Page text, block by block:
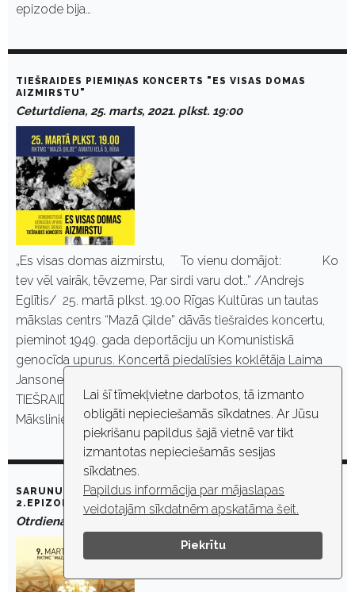
Lai šī tīmekļvietne darbotos, tā izmanto
obligāti nepieciešamās sīkdatnes. Ar Jūsu
piekrišanu papildus šajā vietnē var tikt
izmantotas nepieciešamās sesijas
sīkdatnes.
Papildus informācija par mājaslapas
veidotajām sīkdatnēm apskatāma šeit.
Piekrītu
epizode bija…
TIEŠRAIDES PIEMIŅAS KONCERTS "ES VISAS DOMAS
AIZMIRSTU"
Ceturtdiena, 25. marts, 2021. plkst. 19:00
„Es visas domas aizmirstu, To vienu domājot: Ko
tev vēl vairāk, tēvzeme, Par sirdi varu dot..” /Andrejs
Eglītis/ 25. martā plkst. 19.00 Rīgas Kultūras un tautas
mākslas centrs “Mazā Ģilde” dāvās tiešraides koncertu,
pieminot 1949. gada deportāciju un Komunistiskā
genocīda upurus. Koncertā piedalīsies koklētāja Laima
Jansone un dziedātāja Anta Eņģele. KONCERTA
TIEŠRAIDE ŠEIT: https://youtu.be/mH6dhZTNdfY
Mākslinieces…
SARUNU CIKLS „NOSLĒPUMAINĀ MAZĀ ĢILDE”. DEJA. _
2.EPIZODE
Otrdiena, 9. marts, 2021. plkst. 19:00